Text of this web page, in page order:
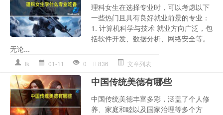
理科女生在选择专业时，可以考虑以下
一些热门且具有良好就业前景的专业：
1. 计算机科学与技术 就业方向广泛，包
括软件开发、数据分析、网络安全等。
无论...
lk 01-11 0 836 文章列表
中国传统美德有哪些
中国传统美德丰富多彩，涵盖了个人修
养、家庭和睦以及国家治理等多个方